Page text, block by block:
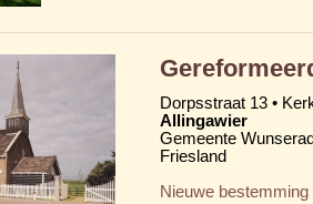
Dorpsstraat 13 •
Allingawier
Gemeente
Friesland
Nieuwe bestemming